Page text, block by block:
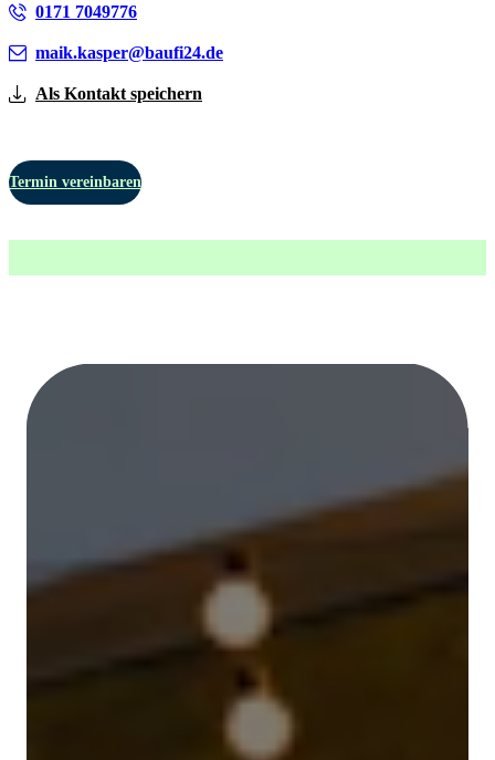
0171 7049776
maik.kasper@baufi24.de
Als Kontakt speichern
Termin vereinbaren